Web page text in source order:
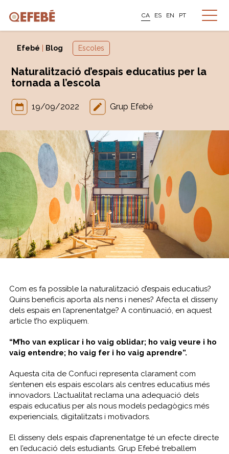
CA ES EN PT
Efebé Blog Escoles
Naturalització d’espais educatius per la
tornada a l’escola
19/09/2022 Grup Efebé
Com es fa possible la naturalització d’espais educatius?
Quins beneficis aporta als nens i nenes? Afecta el disseny
dels espais en l’aprenentatge? A continuació, en aquest
article t’ho expliquem.
“M’ho van explicar i ho vaig oblidar; ho vaig veure i ho
vaig entendre; ho vaig fer i ho vaig aprendre”.
Aquesta cita de Confuci representa clarament com
s’entenen els espais escolars als centres educatius més
innovadors. L’actualitat reclama una adequació dels
espais educatius per als nous models pedagògics més
experiencials, digitalitzats i motivadors.
El disseny dels espais d’aprenentatge té un efecte directe
en l’educació dels estudiants. Grup Efebé treballem